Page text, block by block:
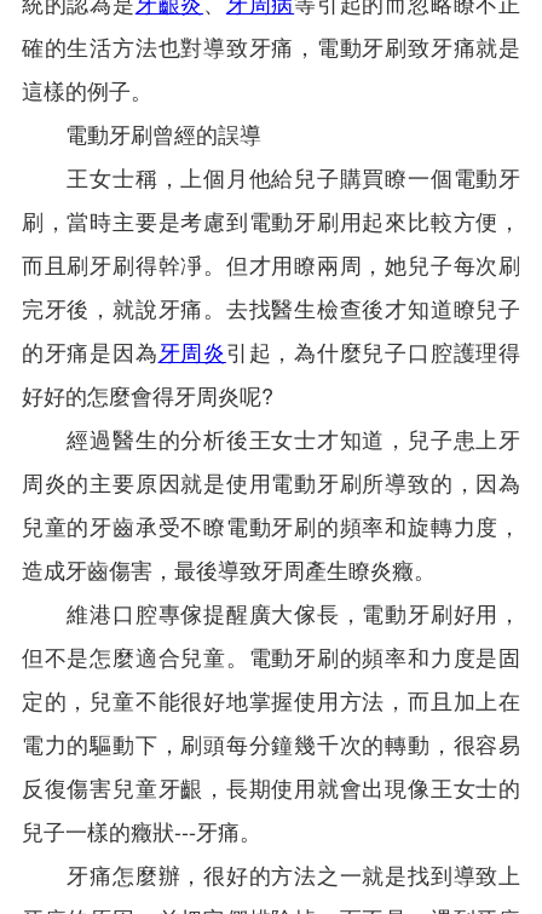
確的生活方法也對導致牙痛，電動牙刷致牙痛就是
這樣的例子。
電動牙刷曾經的誤導
王女士稱，上個月他給兒子購買瞭一個電動牙
刷，當時主要是考慮到電動牙刷用起來比較方便，
而且刷牙刷得幹凈。但才用瞭兩周，她兒子每次刷
完牙後，就說牙痛。去找醫生檢查後才知道瞭兒子
的牙痛是因為牙周炎引起，為什麼兒子口腔護理得
好好的怎麼會得牙周炎呢?
經過醫生的分析後王女士才知道，兒子患上牙
周炎的主要原因就是使用電動牙刷所導致的，因為
兒童的牙齒承受不瞭電動牙刷的頻率和旋轉力度，
造成牙齒傷害，最後導致牙周產生瞭炎癥。
維港口腔專傢提醒廣大傢長，電動牙刷好用，
但不是怎麼適合兒童。電動牙刷的頻率和力度是固
定的，兒童不能很好地掌握使用方法，而且加上在
電力的驅動下，刷頭每分鐘幾千次的轉動，很容易
反復傷害兒童牙齦，長期使用就會出現像王女士的
兒子一樣的癥狀---牙痛。
牙痛怎麼辦，很好的方法之一就是找到導致上